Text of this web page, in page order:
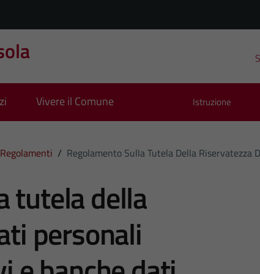
Vivere il Comune Istruzione
Regolamenti / Regolamento Sulla Tutela Della
tutela della
personali